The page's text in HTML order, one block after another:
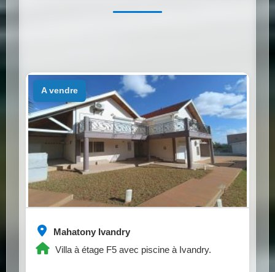
Mahatony Ivandry
Villa à étage F5 avec piscine à Ivandry.
a vendre